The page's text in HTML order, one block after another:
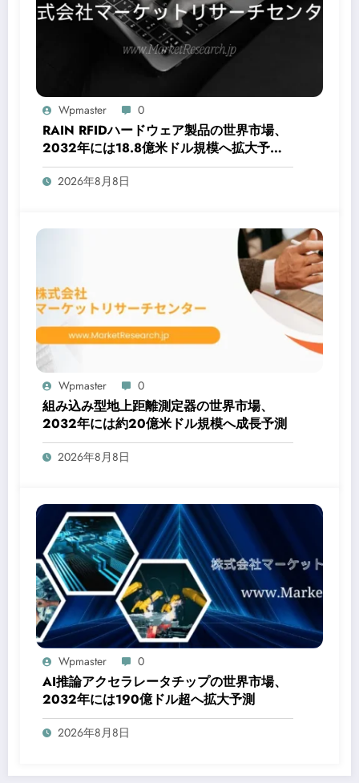
Wpmaster 0
RAIN RFIDハードウェア製品の世界市場、
2032年には18.8億米ドル規模へ拡大予測
– 最新レポート発表
2026年8月8日
Wpmaster 0
組み込み型地上距離測定器の世界市場、
2032年には約20億米ドル規模へ成長予測
2026年8月8日
Wpmaster 0
AI推論アクセラレータチップの世界市場、
2032年には190億ドル超へ拡大予測
2026年8月8日